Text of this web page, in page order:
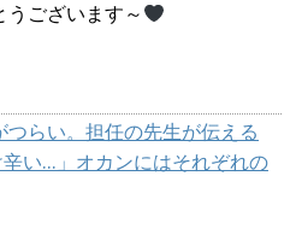
ございます～
らい。担任の先生が伝える
い…」オカンにはそれぞれの